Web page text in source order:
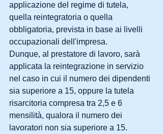
applicazione del regime di tutela,
quella reintegratoria o quella
obbligatoria, prevista in base ai livelli
occupazionali dell'impresa.
Dunque, al prestatore di lavoro, sarà
applicata la reintegrazione in servizio
nel caso in cui il numero dei dipendenti
sia superiore a 15, oppure la tutela
risarcitoria compresa tra 2,5 e 6
mensilità, qualora il numero dei
lavoratori non sia superiore a 15.